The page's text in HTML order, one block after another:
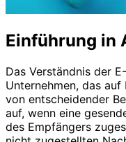
Einführung in
Das Verständnis der
Unternehmen, das
von entscheidender
auf, wenn eine
des Empfängers